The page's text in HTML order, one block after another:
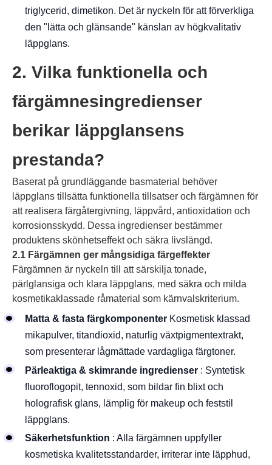
triglycerid, dimetikon. Det är nyckeln för att förverkliga
den "lätta och glänsande" känslan av högkvalitativ
läppglans.
2. Vilka funktionella och
färgämnesingredienser
berikar läppglansens
prestanda?
Baserat på grundläggande basmaterial behöver
läppglans tillsätta funktionella tillsatser och färgämnen för
att realisera färgåtergivning, läppvård, antioxidation och
korrosionsskydd. Dessa ingredienser bestämmer
produktens skönhetseffekt och säkra livslängd.
2.1 Färgämnen ger mångsidiga färgeffekter
Färgämnen är nyckeln till att särskilja tonade,
pärlglansiga och klara läppglans, med säkra och milda
kosmetikaklassade råmaterial som kärnvalskriterium.
Matta & fasta färgkomponenter Kosmetisk klassad
mikapulver, titandioxid, naturlig växtpigmentextrakt,
som presenterar lågmättade vardagliga färgtoner.
Pärleaktiga & skimrande ingredienser : Syntetisk
fluoroflogopit, tennoxid, som bildar fin blixt och
holografisk glans, lämplig för makeup och feststil
läppglans.
Säkerhetsfunktion : Alla färgämnen uppfyller
kosmetiska kvalitetsstandarder, irriterar inte läpphud,